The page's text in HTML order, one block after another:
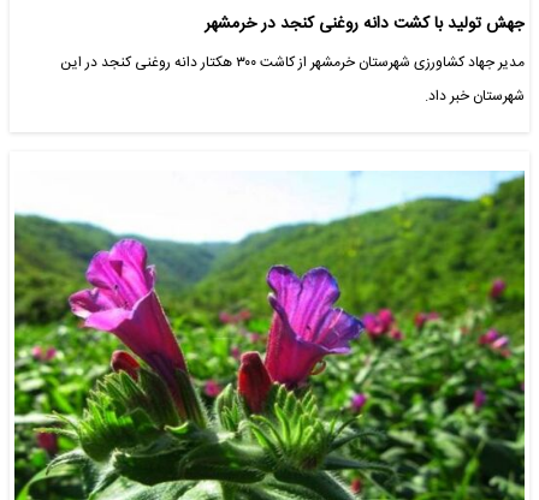
جهش تولید با کشت دانه روغنی کنجد در خرمشهر
مدیر جهاد کشاورزی شهرستان خرمشهر از کاشت ۳۰۰ هکتار دانه روغنی کنجد در این
شهرستان خبر داد.